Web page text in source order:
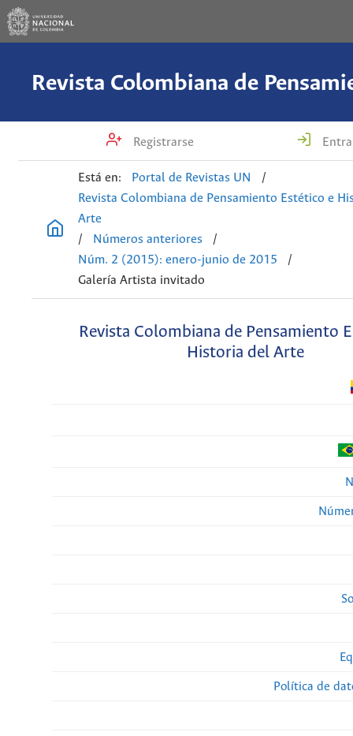
Registrarse
Está en: Portal de Revistas UN
/
Revista Colombiana de Pensamiento Estético e
Arte
/
Números anteriores
/
Núm. 2 (2015): enero-junio de 2015
/
Galería Artista invitado
Revista Colombiana de Pensamiento
Historia del Arte
Política de